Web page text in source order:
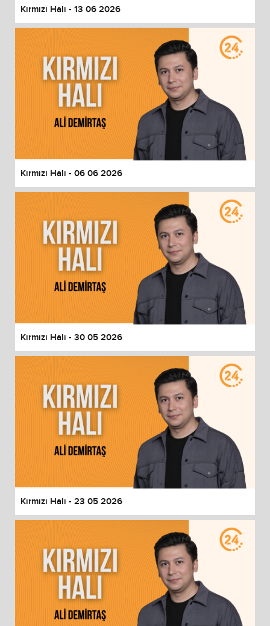
Kırmızı Halı - 13 06 2026
Kırmızı Halı - 06 06 2026
Kırmızı Halı - 30 05 2026
Kırmızı Halı - 23 05 2026